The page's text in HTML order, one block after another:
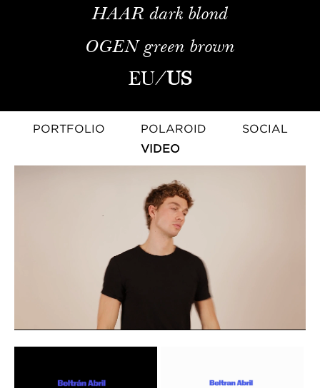
HAAR dark blond
OGEN green brown
EU/US
PORTFOLIO POLAROID
SOCIAL
VIDEO